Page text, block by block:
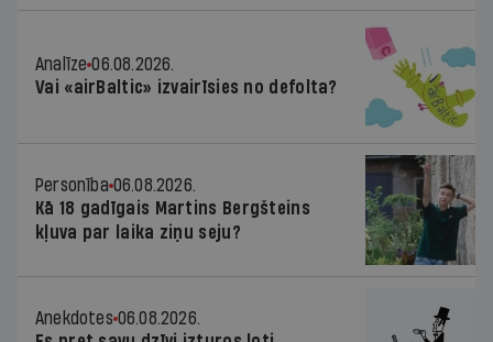
Analīze 06.08.2026.
Vai «airBaltic» izvairīsies no defolta?
Personība 06.08.2026.
Kā 18 gadīgais Martins Bergšteins
kļuva par laika ziņu seju?
Anekdotes 06.08.2026.